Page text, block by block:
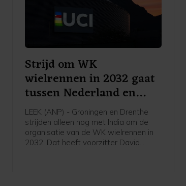
Strijd om WK
wielrennen in 2032 gaat
tussen Nederland en
India
LEEK (ANP) - Groningen en Drenthe
strijden alleen nog met India om de
organisatie van de WK wielrennen in
2032. Dat heeft voorzitter David